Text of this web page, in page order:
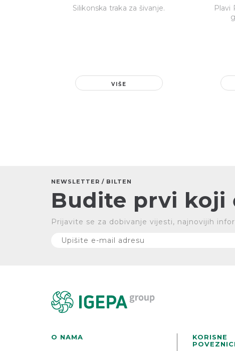
Silikonska traka za šivanje.
VIŠE
Plavi
NEWSLETTER / BILTEN
Budite prvi koji
Prijavite se za dobivanje vijesti, najnovijih
O NAMA
KORISNE